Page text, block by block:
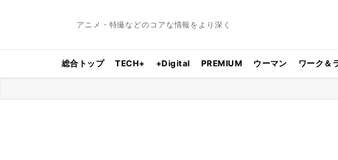
アニメ・特撮などのコアな情報をより深く
総合トップ TECH+ +Digital PREMIUM ウーマン ワーク＆